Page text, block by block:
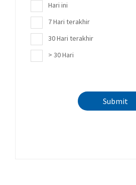
Hari ini
7 Hari terakhir
30 Hari terakhir
> 30 Hari
Submit